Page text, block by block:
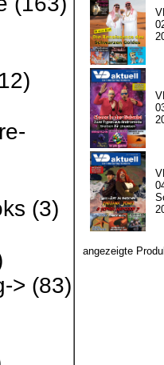
(3)
> (83)
angezeigte